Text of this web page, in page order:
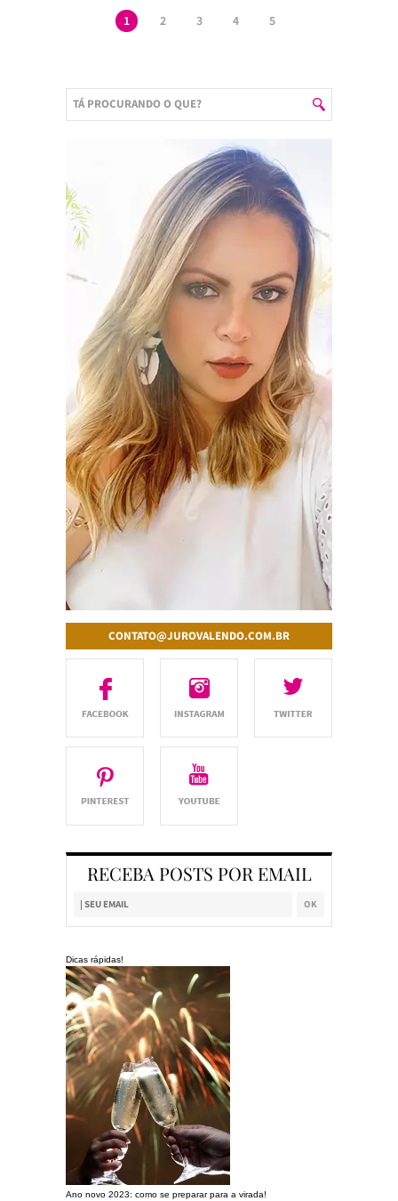
1 2 3 4 5
CONTATO@JUROVALENDO.COM.BR
RECEBA POSTS POR EMAIL
Dicas rápidas!
Ano novo 2023: como se preparar para a virada!